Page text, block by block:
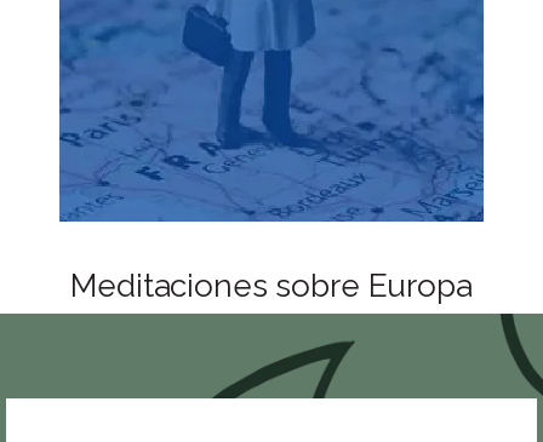
Meditaciones sobre Europa